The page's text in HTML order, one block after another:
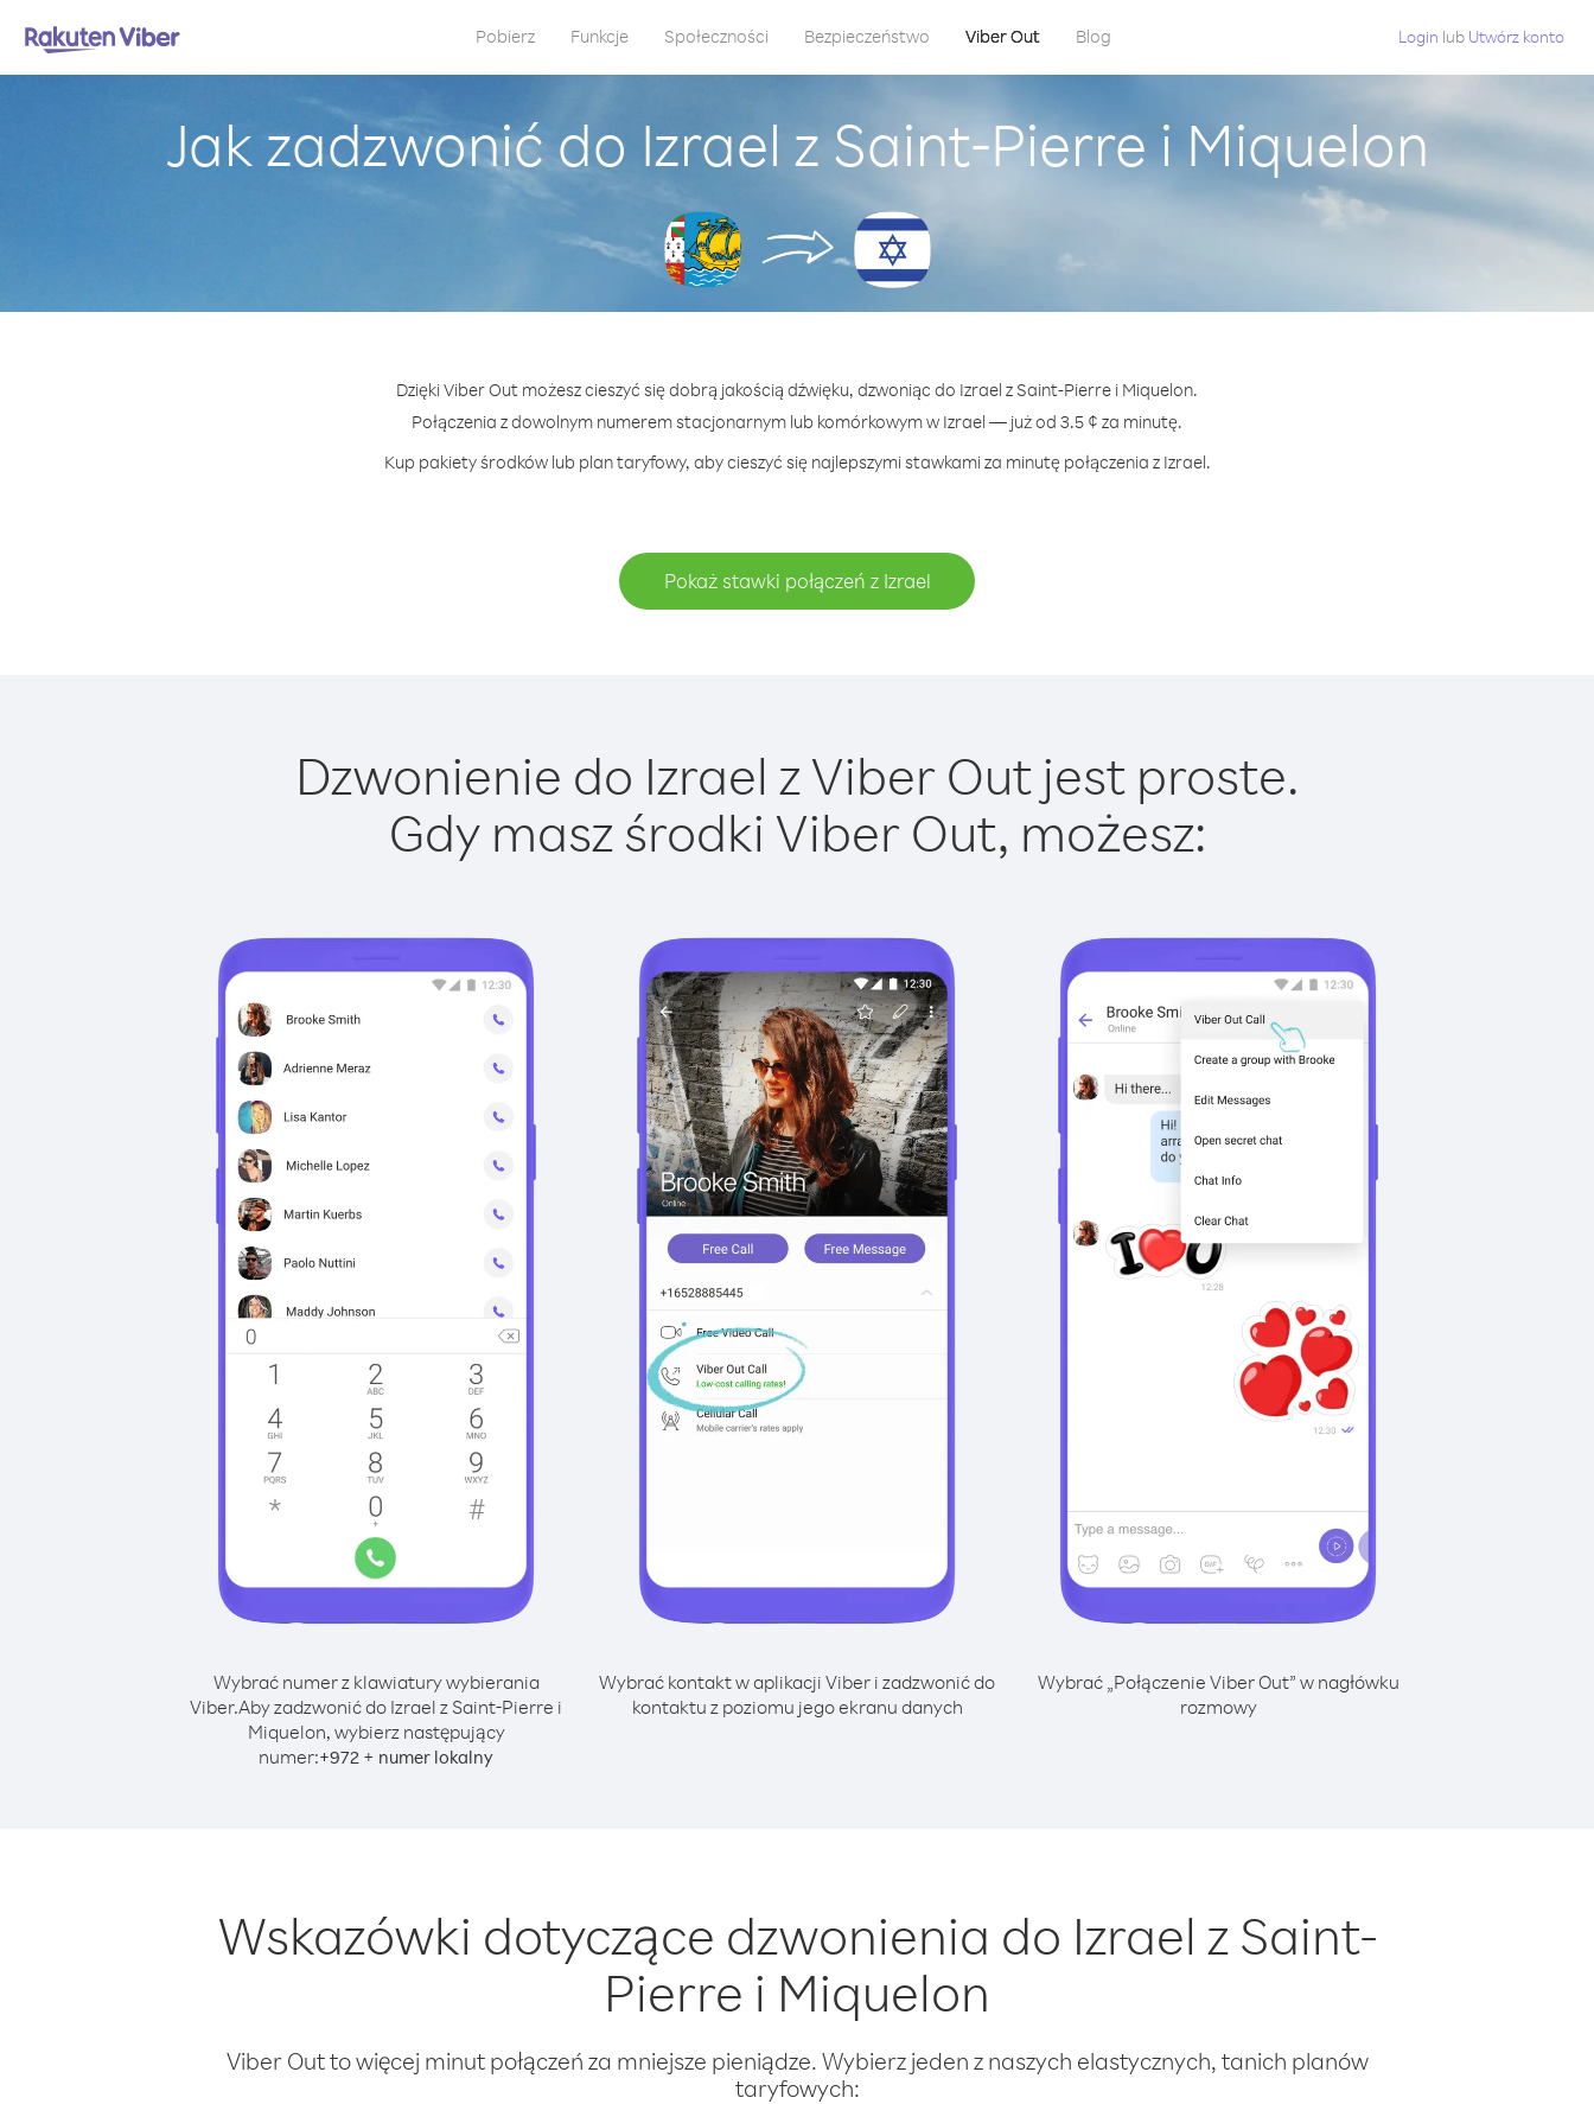
Pobierz Funkcje Społeczności Bezpieczeństwo Viber Out Blog Login lub Utwórz konto
Jak zadzwonić do Izrael z Saint-Pierre i Miquelon
Dzięki Viber Out możesz cieszyć się dobrą jakością dźwięku, dzwoniąc do Izrael z Saint-Pierre i Miquelon.
Połączenia z dowolnym numerem stacjonarnym lub komórkowym w Izrael — już od 3.5 ¢ za minutę.
Kup pakiety środków lub plan taryfowy, aby cieszyć się najlepszymi stawkami za minutę połączenia z Izrael.
Pokaż stawki połączeń z Izrael
Dzwonienie do Izrael z Viber Out jest proste.
Gdy masz środki Viber Out, możesz:
Wybrać numer z klawiatury wybierania
Viber.Aby zadzwonić do Izrael z Saint-Pierre i
Miquelon, wybierz następujący
numer:+972 + numer lokalny
Wybrać kontakt w aplikacji Viber i zadzwonić do
kontaktu z poziomu jego ekranu danych
Wybrać „Połączenie Viber Out” w nagłówku
rozmowy
Wskazówki dotyczące dzwonienia do Izrael z Saint-
Pierre i Miquelon
Viber Out to więcej minut połączeń za mniejsze pieniądze. Wybierz jeden z naszych elastycznych, tanich planów
taryfowych: